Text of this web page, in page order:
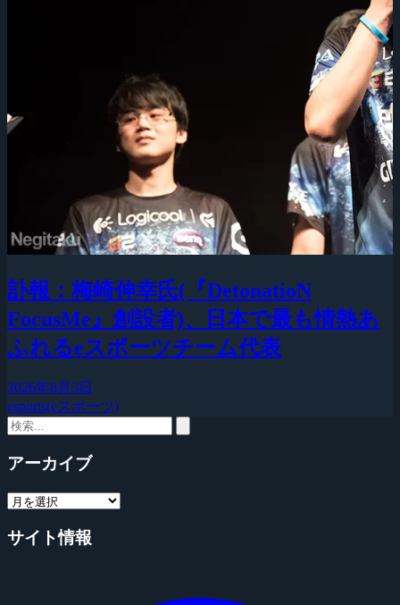
訃報：梅崎伸幸氏(『DetonatioN
FocusMe』創設者)、日本で最も情熱あ
ふれるeスポーツチーム代表
2026年8月3日
esports(eスポーツ)
アーカイブ
サイト情報